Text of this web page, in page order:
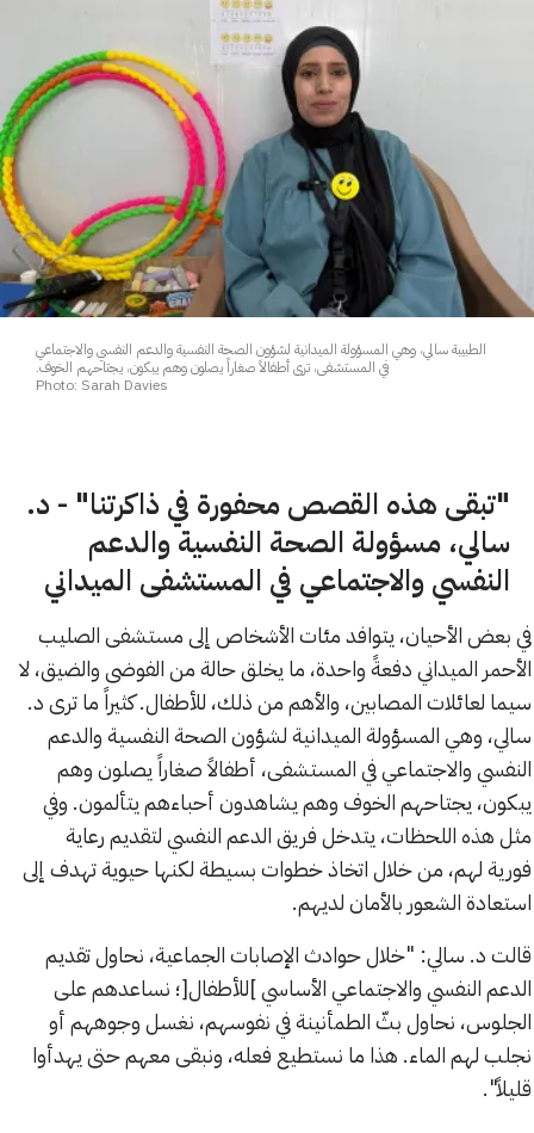
الطبيبة سالي، وهي المسؤولة الميدانية لشؤون الصحة النفسية والدعم النفسي والاجتماعي
في المستشفى، ترى أطفالاً صغاراً يصلون وهم يبكون، يجتاحهم الخوف.
Photo: Sarah Davies
"تبقى هذه القصص محفورة في ذاكرتنا" - د.
سالي، مسؤولة الصحة النفسية والدعم
النفسي والاجتماعي في المستشفى الميداني
في بعض الأحيان، يتوافد مئات الأشخاص إلى مستشفى الصليب
الأحمر الميداني دفعةً واحدة، ما يخلق حالة من الفوضى والضيق، لا
سيما لعائلات المصابين، والأهم من ذلك، للأطفال. كثيراً ما ترى د.
سالي، وهي المسؤولة الميدانية لشؤون الصحة النفسية والدعم
النفسي والاجتماعي في المستشفى، أطفالاً صغاراً يصلون وهم
يبكون، يجتاحهم الخوف وهم يشاهدون أحباءهم يتألمون. وفي
مثل هذه اللحظات، يتدخل فريق الدعم النفسي لتقديم رعاية
فورية لهم، من خلال اتخاذ خطوات بسيطة لكنها حيوية تهدف إلى
استعادة الشعور بالأمان لديهم.
قالت د. سالي: "خلال حوادث الإصابات الجماعية، نحاول تقديم
الدعم النفسي والاجتماعي الأساسي ]للأطفال[؛ نساعدهم على
الجلوس، نحاول بثّ الطمأنينة في نفوسهم، نغسل وجوههم أو
نجلب لهم الماء. هذا ما نستطيع فعله، ونبقى معهم حتى يهدأوا
قليلاً".